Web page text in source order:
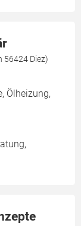
56424 Diez)
Ölheizung,